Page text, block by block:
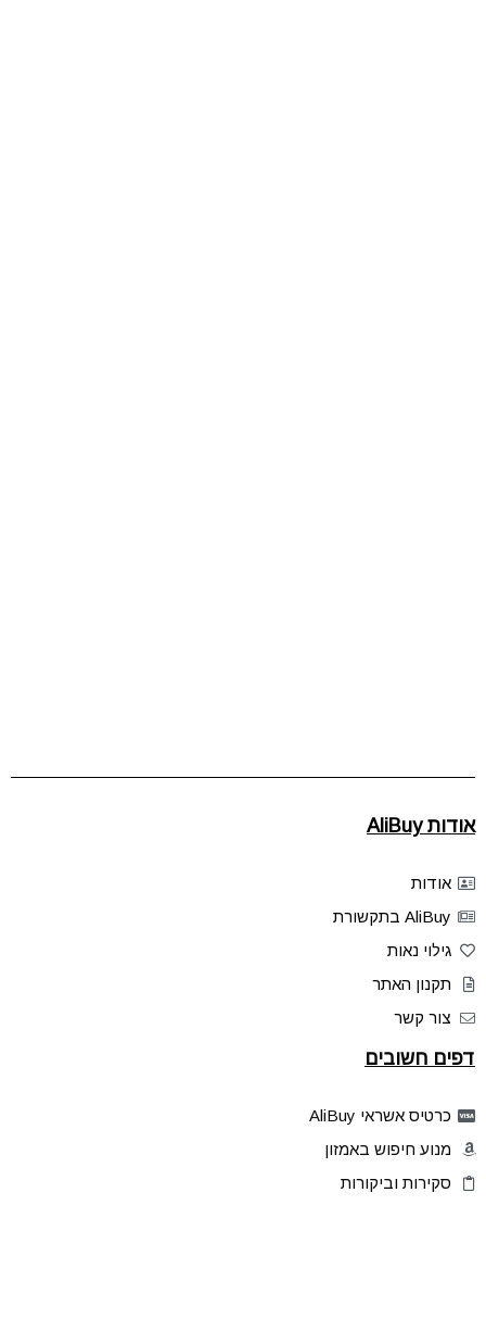
אודות AliBuy
אודות
AliBuy בתקשורת
גילוי נאות
תקנון האתר
צור קשר
דפים חשובים
כרטיס אשראי AliBuy
מנוע חיפוש באמזון
סקירות וביקורות